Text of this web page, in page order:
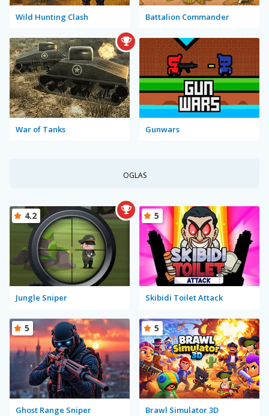
Wild Hunting Clash Battalion Commander
War of Tanks Gunwars
OGLAS
Jungle Sniper
4.2
Skibidi Toilet Attack
5
Ghost Range Sniper
5
Brawl Simulator 3D
5